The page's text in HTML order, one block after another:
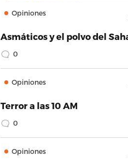
Opiniones
Asmáticos y el polvo del
0
Opiniones
Terror a las 10 AM
0
Opiniones